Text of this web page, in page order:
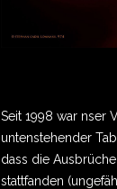
Seit 1998 war nser
untenstehender
dass die
stattfanden